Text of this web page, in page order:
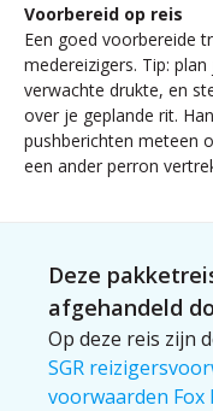
Voorbereid op reis
Een goed voorbereide
medereizigers. Tip: plan
verwachte drukte, en
over je geplande rit.
pushberichten meteen
een ander perron
Deze
afgehandeld
Op deze reis zijn
SGR
voorwaarden Fox